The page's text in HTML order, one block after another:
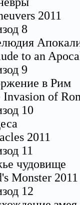
2011
8
to an
9
в Рим
Invasion of
10
2011
11
чудовище
Monster 2011
12